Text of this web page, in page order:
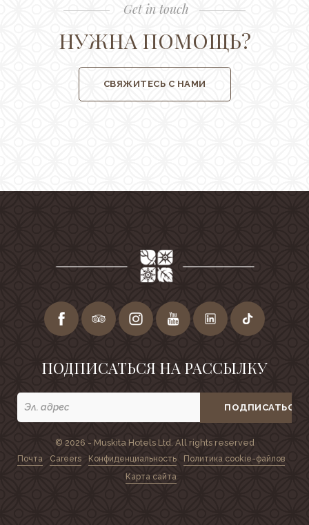
Get in touch
НУЖНА ПОМОЩЬ?
СВЯЖИТЕСЬ С НАМИ
ПОДПИСАТЬСЯ НА РАССЫЛКУ
ПОДПИСАТЬСЯ
© 2026 - Muskita Hotels Ltd. All rights reserved
Почта Careers Конфиденциальность
Политика cookie-файлов
Карта сайта